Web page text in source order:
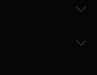
rozměry 21